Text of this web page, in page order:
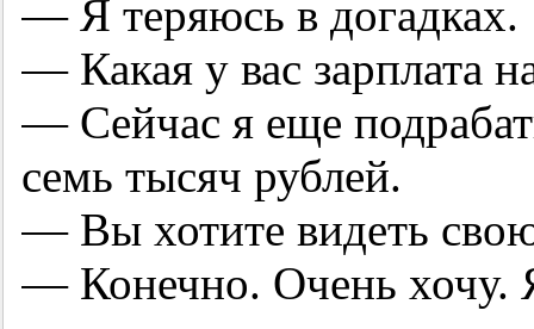
— Я теряюсь в догадках.
— Какая у вас зарплата
— Сейчас я еще
семь тысяч рублей.
— Вы хотите видеть
— Конечно. Очень хочу.